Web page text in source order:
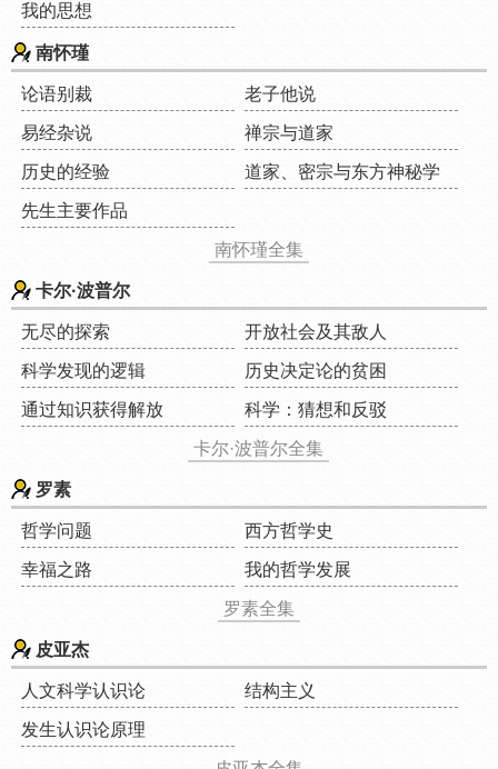
我的思想
南怀瑾
论语别裁 老子他说
易经杂说 禅宗与道家
历史的经验 道家、密宗与东方神秘学
先生主要作品
南怀瑾全集
卡尔·波普尔
无尽的探索 开放社会及其敌人
科学发现的逻辑 历史决定论的贫困
通过知识获得解放 科学：猜想和反驳
卡尔·波普尔全集
罗素
哲学问题 西方哲学史
幸福之路 我的哲学发展
罗素全集
皮亚杰
人文科学认识论 结构主义
发生认识论原理